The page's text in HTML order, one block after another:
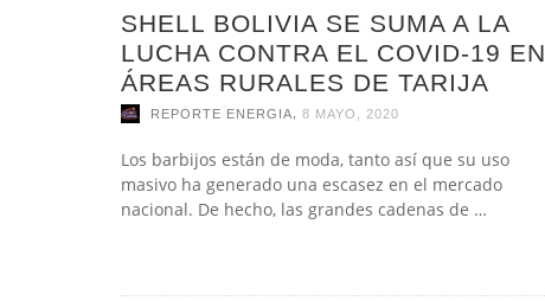
SHELL BOLIVIA SE SUMA A LA
LUCHA CONTRA EL COVID-19 EN
ÁREAS RURALES DE TARIJA
REPORTE ENERGIA 8 MAYO, 2020
Los barbijos están de moda, tanto así que su uso
masivo ha generado una escasez en el mercado
nacional. De hecho, las grandes cadenas de …